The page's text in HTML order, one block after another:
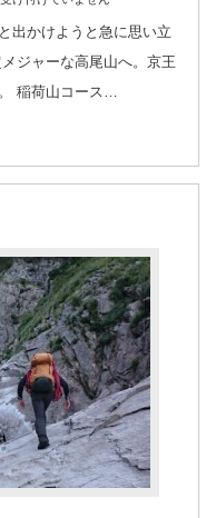
出かけようと急に思い立
ジャーな高尾山へ。京王
稲荷山コース…